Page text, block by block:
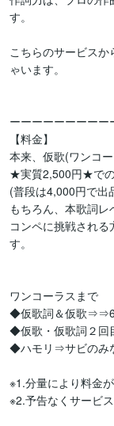
す。
こちらのサービス
ゃいます。
ーーーーーーーー
【料金】
本来、仮歌(ワンコ
★実質2,500円★での
(普段は4,000円で出
もちろん、本歌詞レ
コンペに挑戦され
す。
ワンコーラスまで
◆仮歌詞＆仮歌
◆仮歌・仮歌詞２
◆ハモリ⇒サビのみ
※1.分量により料金
※2.予告なくサービ